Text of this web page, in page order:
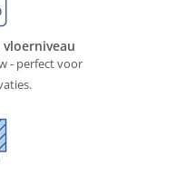
- perfect voor